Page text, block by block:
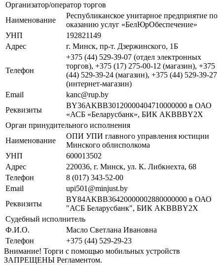
Организатор/оператор торгов
Наименование
Республиканское унитарное предприятие по
оказанию услуг «БелЮрОбеспечение»
УНП
192821149
Адрес
г. Минск, пр-т. Дзержинского, 1Б
Телефон
+375 (44) 529-39-07 (отдел электронных
торгов), +375 (17) 275-00-12 (магазин), +375
(44) 529-39-24 (магазин), +375 (44) 529-39-27
(интернет-магазин)
Email
kanc@rup.by
Реквизиты
BY36AKBB30120000404710000000 в ОАО
«АСБ «Беларусбанк», БИК AKBBBY2X
Орган принудительного исполнения
Наименование
ОПИ УПИ главного управления юстиции
Минского облисполкома
УНП
600013502
Адрес
220036, г. Минск, ул. К. Либкнехта, 68
Телефон
8 (017) 343-52-00
Email
upi501@minjust.by
Реквизиты
BY84AKBB36420000002880000000 в ОАО
"АСБ Беларусбанк", БИК AKBBBY2X
Судебный исполнитель
Ф.И.О.
Масло Светлана Ивановна
Телефон
+375 (44) 529-29-23
Внимание! Торги с помощью мобильных устройств
ЗАПРЕЩЕНЫ Регламентом.